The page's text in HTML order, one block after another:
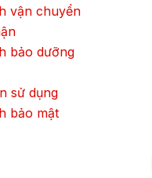
vận chuyển
bảo dưỡng
sử dụng
bảo mật